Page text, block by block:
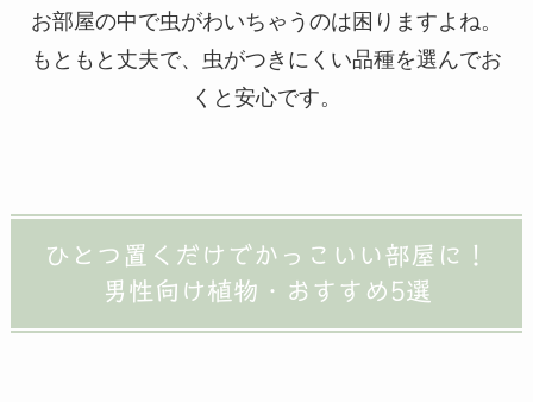
お部屋の中で虫がわいちゃうのは困りますよね。
もともと丈夫で、虫がつきにくい品種を選んでお
くと安心です。
ひとつ置くだけでかっこいい部屋に！
男性向け植物・おすすめ5選